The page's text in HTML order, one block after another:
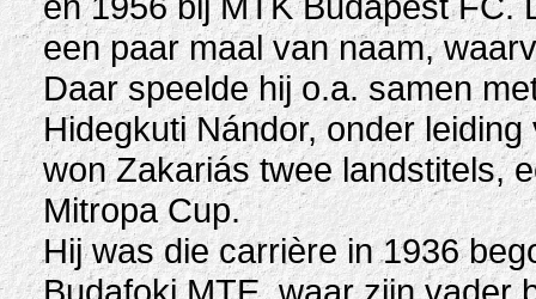
een paar maal van naam,
Daar speelde hij o.a. samen
Hidegkuti Nándor, onder
won Zakariás twee landstitels,
Mitropa Cup.
Hij was die carrière in 1936